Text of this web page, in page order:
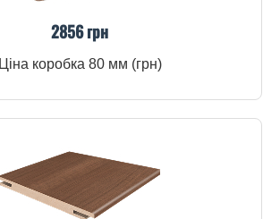
2856 грн
Ціна коробка 80 мм (грн)